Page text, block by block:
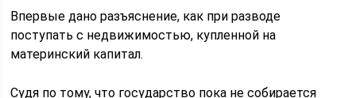
Впервые дано разъяснение, как при разводе
поступать с недвижимостью, купленной на
материнский капитал.
Судя по тому, что государство пока не собирается